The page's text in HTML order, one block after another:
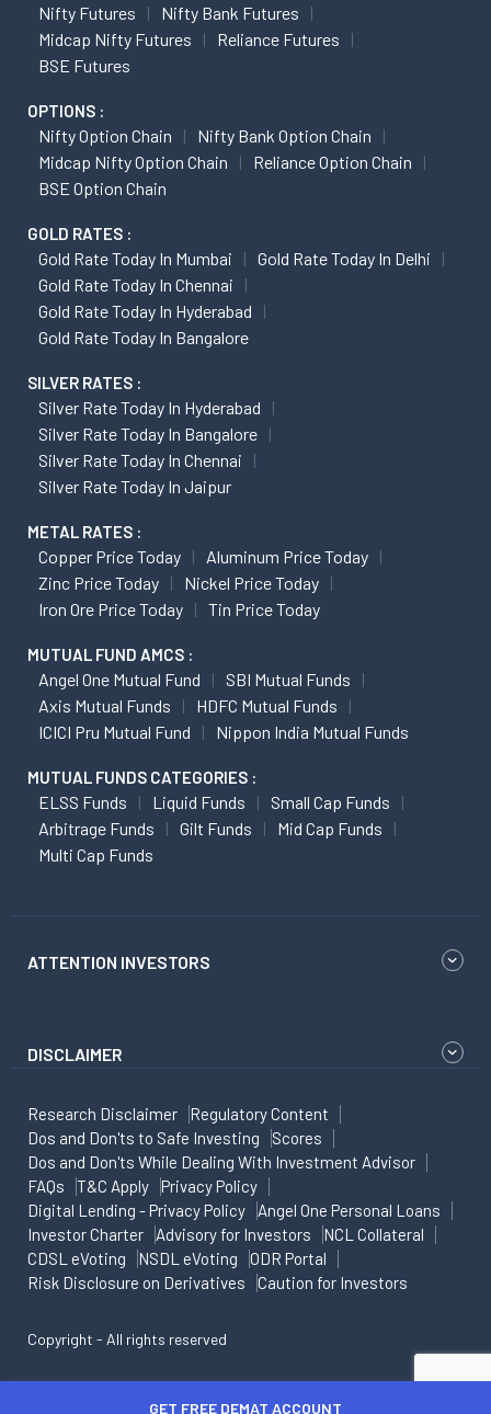
Nifty Futures
Nifty Bank Futures
Midcap Nifty Futures
Reliance Futures
BSE Futures
OPTIONS :
Nifty Option Chain
Nifty Bank Option Chain
Midcap Nifty Option Chain
Reliance Option Chain
BSE Option Chain
GOLD RATES :
Gold Rate Today In Mumbai
Gold Rate Today In Delhi
Gold Rate Today In Chennai
Gold Rate Today In Hyderabad
Gold Rate Today In Bangalore
SILVER RATES :
Silver Rate Today In Hyderabad
Silver Rate Today In Bangalore
Silver Rate Today In Chennai
Silver Rate Today In Jaipur
METAL RATES :
Copper Price Today
Aluminum Price Today
Zinc Price Today
Nickel Price Today
Iron Ore Price Today
Tin Price Today
MUTUAL FUND AMCS :
Angel One Mutual Fund
SBI Mutual Funds
Axis Mutual Funds
HDFC Mutual Funds
ICICI Pru Mutual Fund
Nippon India Mutual Funds
MUTUAL FUNDS CATEGORIES :
ELSS Funds Liquid Funds
Small Cap Funds
Arbitrage Funds
Gilt Funds
Mid Cap Funds
Multi Cap Funds
ATTENTION INVESTORS
DISCLAIMER
Research Disclaimer
Regulatory Content
Dos and Don'ts to Safe Investing
Scores
Dos and Don'ts While Dealing With Investment Advisor
FAQs
T&C Apply
Privacy Policy
Digital Lending - Privacy Policy
Angel One Personal Loans
Investor Charter
Advisory for Investors
NCL Collateral
CDSL eVoting
NSDL eVoting
ODR Portal
Risk Disclosure on Derivatives
Caution for Investors
Copyright - All rights reserved
GET FREE DEMAT ACCOUNT